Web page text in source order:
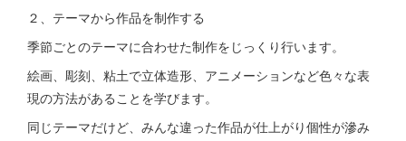
２、テーマから作品を制作する
季節ごとのテーマに合わせた制作をじっくり行います。
絵画、彫刻、粘土で立体造形、アニメーションなど色々な表
現の方法があることを学びます。
同じテーマだけど、みんな違った作品が仕上がり個性が滲み